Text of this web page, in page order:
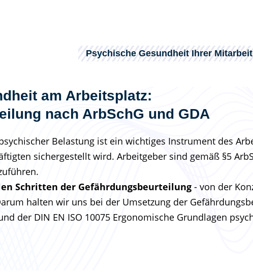
Psychische Gesundheit Ihrer
am Arbeitsplatz:
nach ArbSchG und GDA
Belastung ist ein wichtiges Instrument des
sichergestellt wird. Arbeitgeber sind gemäß §5
Schritten der Gefährdungsbeurteilung - von der
halten wir uns bei der Umsetzung der
der DIN EN ISO 10075 Ergonomische Grundlagen